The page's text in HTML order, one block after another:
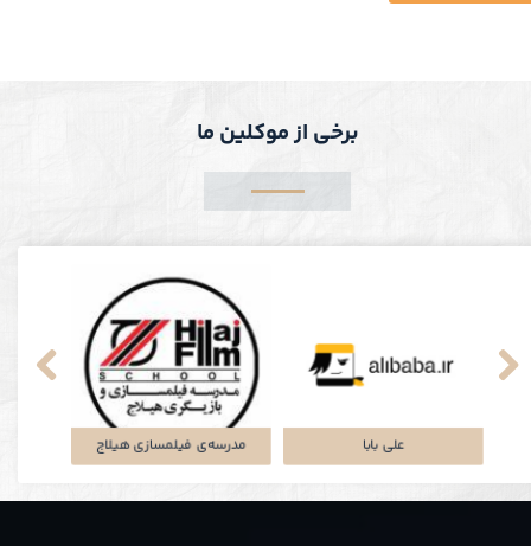
شرکت توتان
برخی از موکلین ما